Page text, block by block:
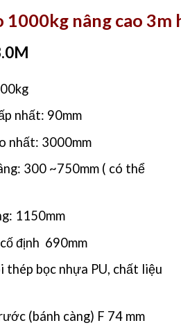
1000kg nâng cao
nhất: 90mm
nhất: 3000mm
300 ~750mm ( có thể
1150mm
định 690mm
thép bọc nhựa PU, chất liệu
(bánh càng) F 74 mm